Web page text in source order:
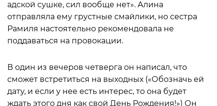
адской сушке, сил вообще нет». Алина
отправляла ему грустные смайлики, но сестра
Рамиля настоятельно рекомендовала не
поддаваться на провокации.
В один из вечеров четверга он написал, что
сможет встретиться на выходных («Обозначь ей
дату, и если у нее есть интерес, то она будет
ждать этого дня как свой День Рождения!») Он